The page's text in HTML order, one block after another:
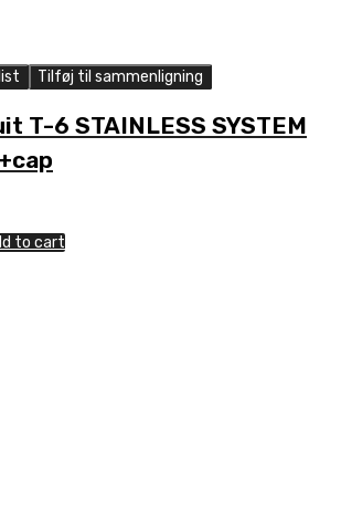
Tilføj til sammenligning
T-6 STAINLESS SYSTEM
to cart